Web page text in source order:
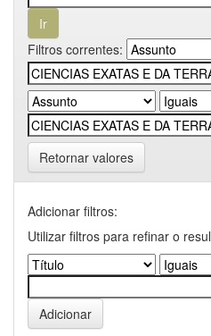
Filtros correntes:
Retornar valores
Adicionar filtros:
Utilizar filtros para refinar o